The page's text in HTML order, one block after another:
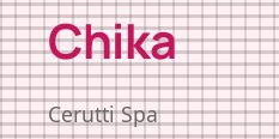
Chika
Cerutti Spa